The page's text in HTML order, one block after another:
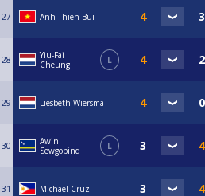
27 Anh Thien Bui
28
Yiu-Fai
Cheung
L
29 Liesbeth Wiersma
30
Awin
Sewgobind
L
31 Michael Cruz